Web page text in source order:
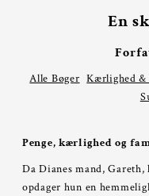
En
Alle Bøger Kærlighed &
Penge, kærlighed og
Da Dianes mand,
opdager hun en